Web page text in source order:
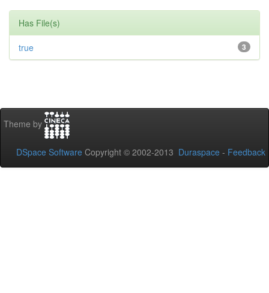
Has File(s)
3
true
Theme by
DSpace Software Copyright © 2002-2013 Duraspace - Feedback